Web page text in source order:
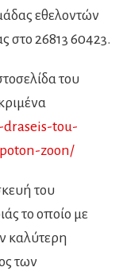
εθελοντών
στο 26813 60423.
του
tou-
zoon/
του
το οποίο με
καλύτερη
των